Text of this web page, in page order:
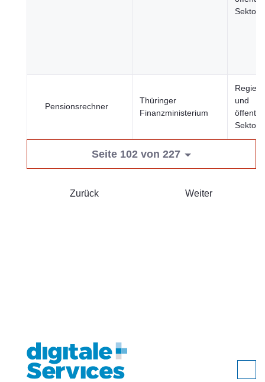
Sektor
Pensionsrechner
Thüringer
Finanzministerium
und
Sektor
Seite 102 von 227
Zurück Weiter